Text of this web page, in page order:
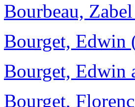
Bourbeau,
Bourget, Edwin
Bourget, Edwin
Bourget,